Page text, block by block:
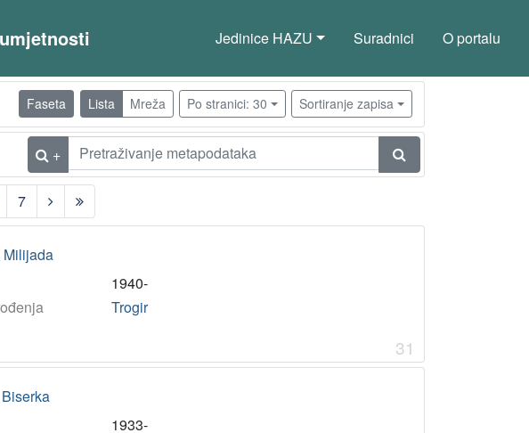
Jedinice HAZU Suradnici O portalu
Faseta Lista Mreža Po stranici: 30 Sortiranje zapisa
+
7
Milijada
1940-
Trogir
31
1933-